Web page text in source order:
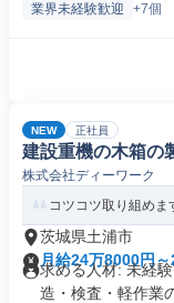
業界未経験歓迎 +7個
NEW 正社員
建設重機の木箱の
株式会社ディーワーク
コツコツ取り組めま
茨城県土浦市
月給24万8000円
求める人材: 未経
造・検査・軽作業